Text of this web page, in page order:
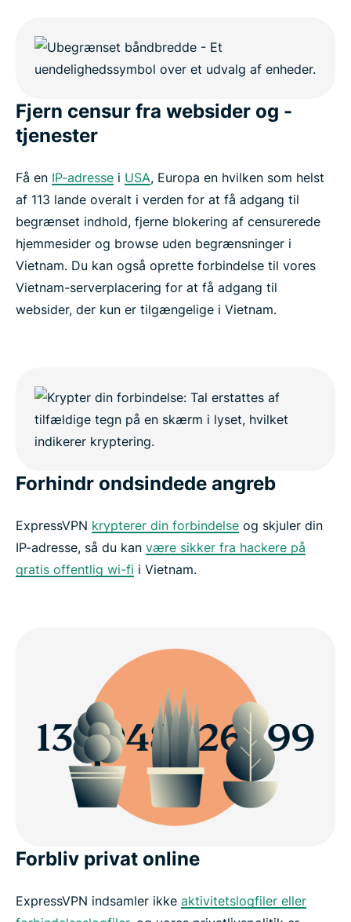
Ofte stillede spørgsmål
Prøv en Vietnam VPN risikofri
Get a Vietnam VPN in 3 simple steps
Everyday uses for a VPN in Vietnam
Free Vietnam VPNs vs. ExpressVPN
Is using a VPN legal in Vietnam?
Vietnam VPN FAQs
ExpressVPN for all countries
Fjern censur fra websider og -
tjenester
Få en IP-adresse i USA, Europa en hvilken som helst
af 113 lande overalt i verden for at få adgang til
begrænset indhold, fjerne blokering af censurerede
hjemmesider og browse uden begrænsninger i
Vietnam. Du kan også oprette forbindelse til vores
Vietnam-serverplacering for at få adgang til
websider, der kun er tilgængelige i Vietnam.
Forhindr ondsindede angreb
ExpressVPN krypterer din forbindelse og skjuler din
IP-adresse, så du kan være sikker fra hackere på
gratis offentlig wi-fi i Vietnam.
Forbliv privat online
ExpressVPN indsamler ikke aktivitetslogfiler eller